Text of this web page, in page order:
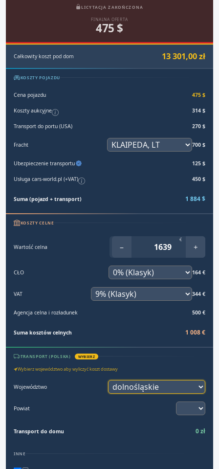
LICYTACJA ZAKOŃCZONA
FINALNA OFERTA
475 $
Całkowity koszt pod dom 13 301,00 zł
KOSZTY POJAZDU
Cena pojazdu 475 $
Koszty aukcyjne 314 $
Transport do portu (USA) 270 $
Fracht 700 $
Ubezpieczenie transportu 125 $
Usługa cars-world.pl (+VAT) 450 $
Suma (pojazd + transport) 1 884 $
KOSZTY CELNE
Wartość celna −
€
+
CŁO 164 €
VAT 344 €
Agencja celna i rozładunek 500 €
Suma kosztów celnych 1 008 €
TRANSPORT (POLSKA) WYBIERZ
Wybierz województwo aby wyliczyć koszt dostawy
Województwo
Powiat
Transport do domu 0 zł
INNE